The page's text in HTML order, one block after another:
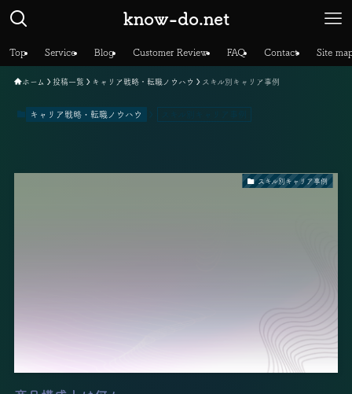
know-do.net
Top Service Blog Customer Review FAQ Contact Site
ホーム 投稿一覧 キャリア戦略・転職ノウハウ スキル別キャリア事例
キャリア戦略・転職ノウハウ
スキル別キャリア事例